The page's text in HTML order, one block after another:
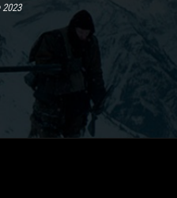
2023